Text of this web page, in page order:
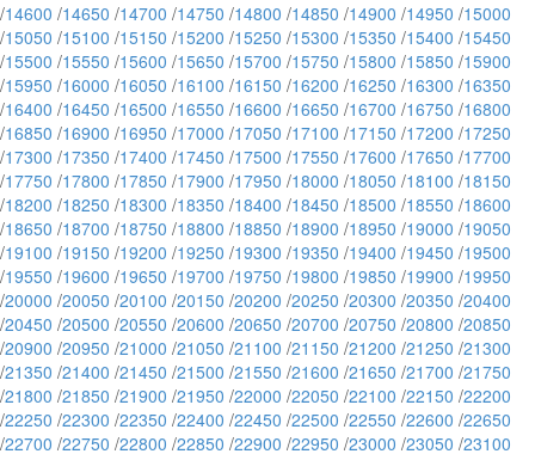
/14600 /14650 /14700 /14750 /14800 /14850 /14900 /14950 /15000
/15050 /15100 /15150 /15200 /15250 /15300 /15350 /15400 /15450
/15500 /15550 /15600 /15650 /15700 /15750 /15800 /15850 /15900
/15950 /16000 /16050 /16100 /16150 /16200 /16250 /16300 /16350
/16400 /16450 /16500 /16550 /16600 /16650 /16700 /16750 /16800
/16850 /16900 /16950 /17000 /17050 /17100 /17150 /17200 /17250
/17300 /17350 /17400 /17450 /17500 /17550 /17600 /17650 /17700
/17750 /17800 /17850 /17900 /17950 /18000 /18050 /18100 /18150
/18200 /18250 /18300 /18350 /18400 /18450 /18500 /18550 /18600
/18650 /18700 /18750 /18800 /18850 /18900 /18950 /19000 /19050
/19100 /19150 /19200 /19250 /19300 /19350 /19400 /19450 /19500
/19550 /19600 /19650 /19700 /19750 /19800 /19850 /19900 /19950
/20000 /20050 /20100 /20150 /20200 /20250 /20300 /20350 /20400
/20450 /20500 /20550 /20600 /20650 /20700 /20750 /20800 /20850
/20900 /20950 /21000 /21050 /21100 /21150 /21200 /21250 /21300
/21350 /21400 /21450 /21500 /21550 /21600 /21650 /21700 /21750
/21800 /21850 /21900 /21950 /22000 /22050 /22100 /22150 /22200
/22250 /22300 /22350 /22400 /22450 /22500 /22550 /22600 /22650
/22700 /22750 /22800 /22850 /22900 /22950 /23000 /23050 /23100